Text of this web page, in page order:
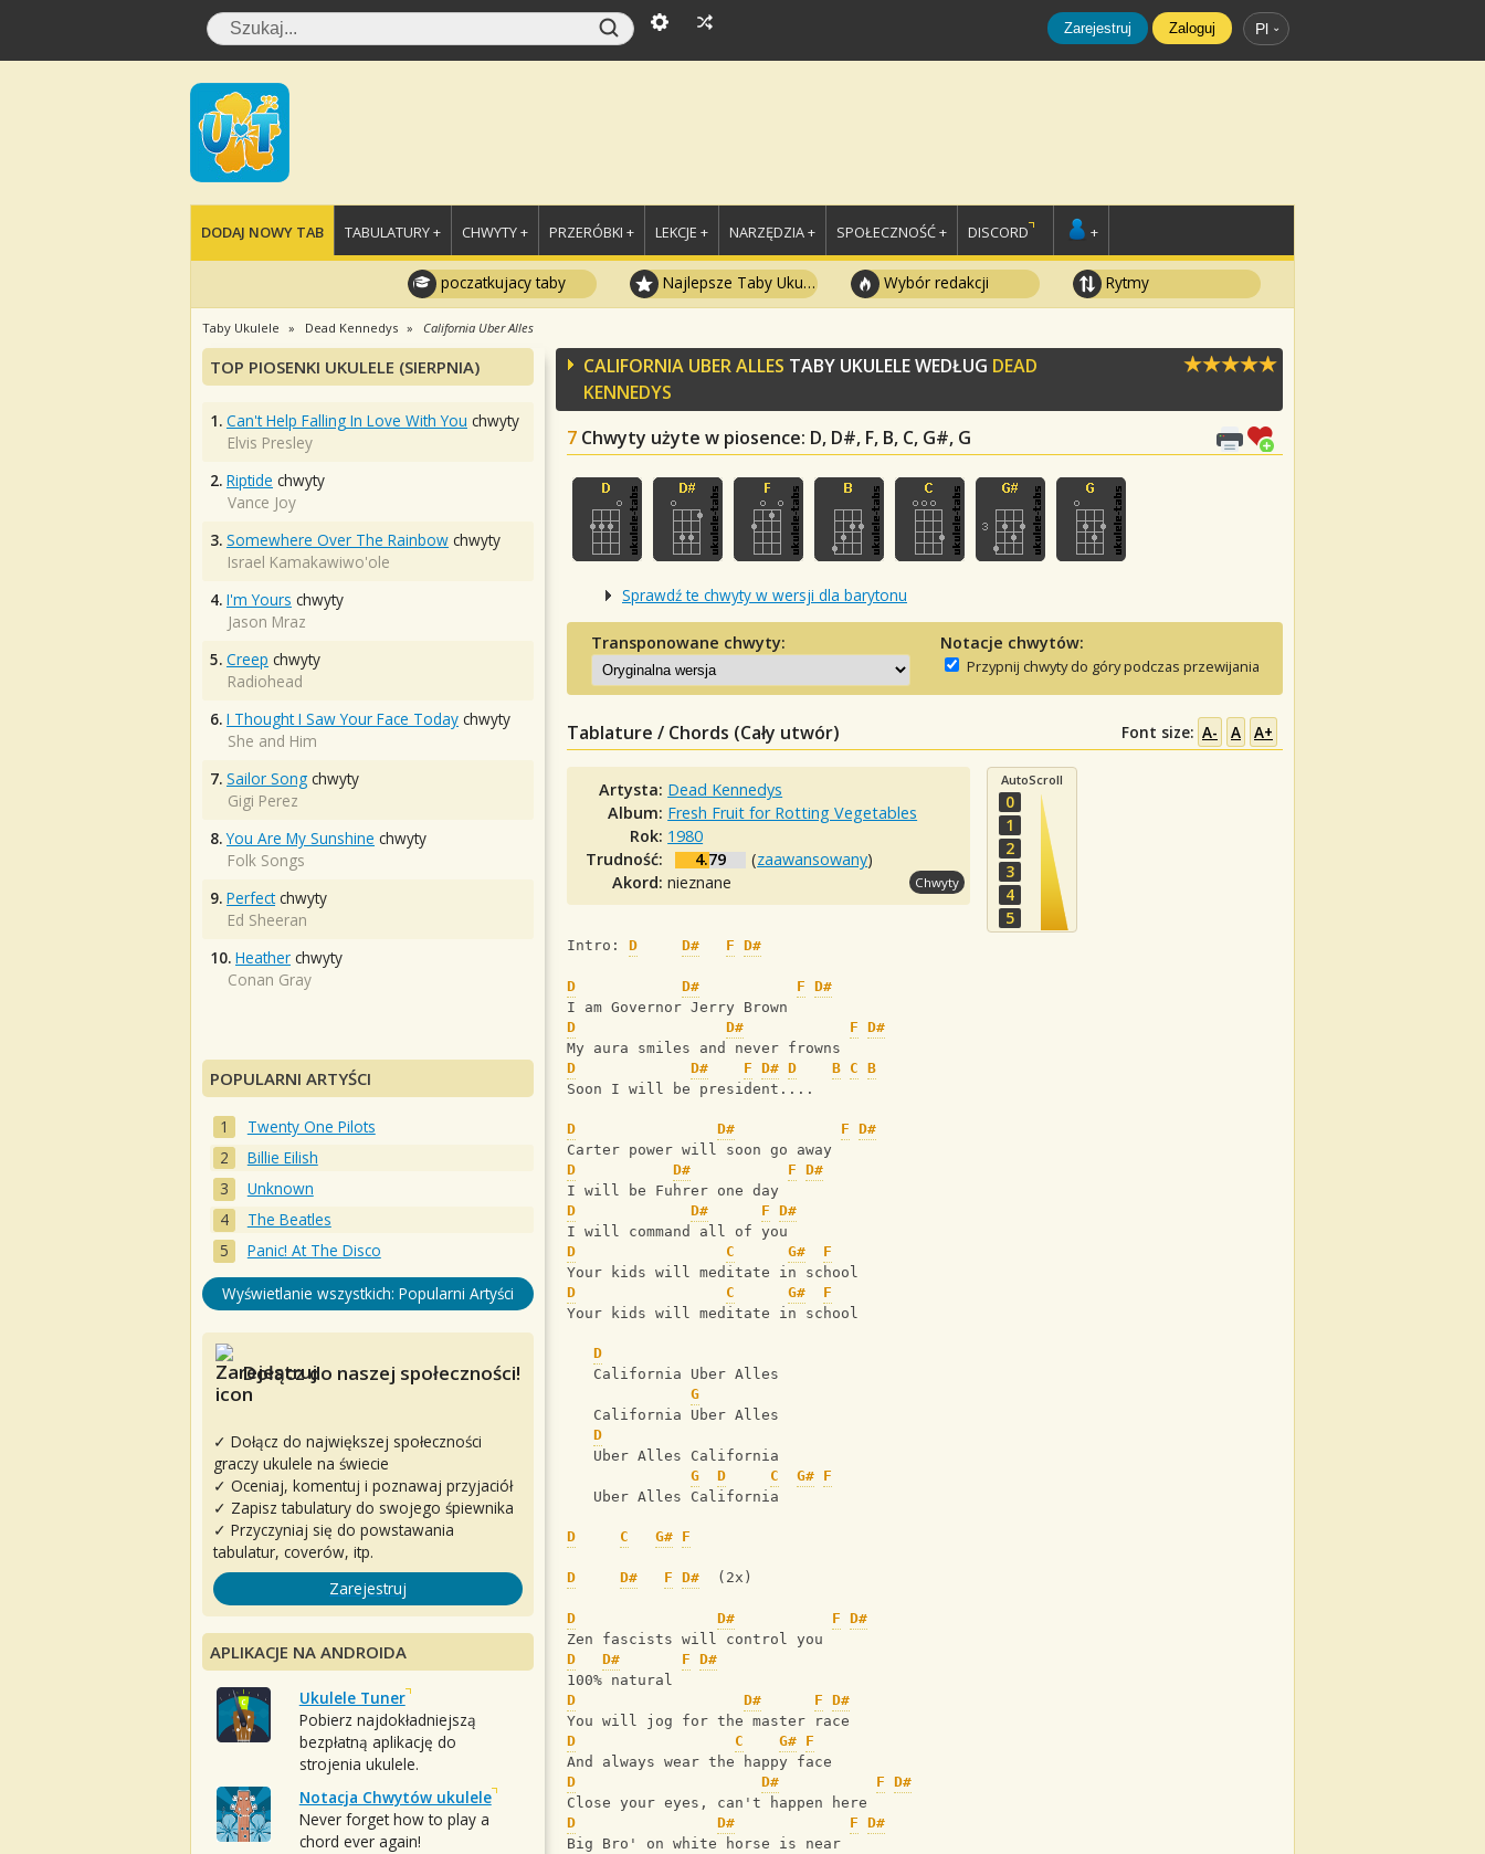
Zarejestruj Zaloguj Pl
DODAJ NOWY TAB TABULATURY + CHWYTY + PRZERÓBKI + LEKCJE + NARZĘDZIA + SPOŁECZNOŚĆ + DISCORD +
poczatkujacy taby Najlepsze Taby Ukulele Wybór redakcji Rytmy
Taby Ukulele Dead Kennedys California Uber Alles
CALIFORNIA UBER ALLES TABY UKULELE WEDŁUG DEAD
KENNEDYS
7 Chwyty użyte w piosence: D, D#, F, B, C, G#, G
Sprawdź te chwyty w wersji dla barytonu
Transponowane chwyty: Notacje chwytów:
Przypnij chwyty do góry podczas przewijania
Tablature / Chords (Cały utwór) Font size: A- A A+
Artysta: Dead Kennedys
Album: Fresh Fruit for Rotting Vegetables
Rok: 1980
Trudność:
4.79 (zaawansowany)
Akord:nieznane Chwyty
AutoScroll
0
1
2
3
4
5
Intro: D D# F D#
D D# F D#
I am Governor Jerry Brown
D
D# F D#
My aura smiles and never frowns
D
D# F D# D B C B
Soon I will be president....
D D# F D#
Carter power will soon go away
D
D# F D#
I will be Fuhrer one day
D
D# F D#
I will command all of you
D
C G#
F
Your kids will meditate in school
D
C G#
F
Your kids will meditate in school
D
   California Uber Alles
G
   California Uber Alles
D
   Uber Alles California
G
D C G# F
   Uber Alles California
D C G# F
D D# F D#
  (2x)
D D# F D#
Zen fascists will control you
D
D# F D#
100% natural
D
D# F D#
You will jog for the master race
D
C G# F
And always wear the happy face
D
D# F D#
Close your eyes, can't happen here
D
D# F D#
Big Bro' on white horse is near
TOP PIOSENKI UKULELE (SIERPNIA)
1. Can't Help Falling In Love With You chwyty
Elvis Presley
2. Riptide chwyty
Vance Joy
3. Somewhere Over The Rainbow chwyty
Israel Kamakawiwo'ole
4. I'm Yours chwyty
Jason Mraz
5. Creep chwyty
Radiohead
6. I Thought I Saw Your Face Today chwyty
She and Him
7. Sailor Song chwyty
Gigi Perez
8. You Are My Sunshine chwyty
Folk Songs
9. Perfectchwyty
Ed Sheeran
10. Heather chwyty
Conan Gray
POPULARNI ARTYŚCI
Twenty One Pilots
Billie Eilish
Unknown
The Beatles
Panic! At The Disco
Wyświetlanie wszystkich: Popularni Artyści
Dołącz do naszej społeczności!
✓ Dołącz do największej społeczności
graczy ukulele na świecie
✓ Oceniaj, komentuj i poznawaj przyjaciół
✓ Zapisz tabulatury do swojego śpiewnika
✓ Przyczyniaj się do powstawania
tabulatur, coverów, itp.
Zarejestruj
APLIKACJE NA ANDROIDA
Ukulele Tuner
Pobierz najdokładniejszą
bezpłatną aplikację do
strojenia ukulele.
Notacja Chwytów ukulele
Never forget how to play a
chord ever again!